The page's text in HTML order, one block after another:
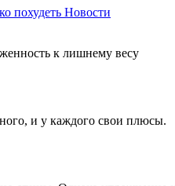
похудеть Новости
к лишнему весу
и у каждого свои плюсы.